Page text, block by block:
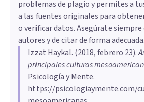
problemas de plagio y permites a
a las fuentes originales para
o verificar datos. Asegúrate
autores y de citar de forma adecuada.
Izzat Haykal. (2018, febrero 23).
principales culturas
Psicología y Mente.
https://psicologiaymente.com/